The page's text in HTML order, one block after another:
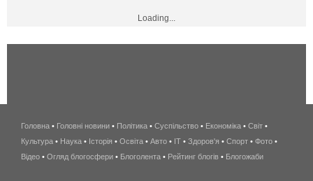
Loading...
беспроводной
интернет
киев
Головна • Головні новини • Політика • Суспільство • Економіка • Світ •
Культура • Наука • Історія • Освіта • Авто • IT • Здоров'я • Спорт • Фото •
Відео • Огляд блогосфери • Блоголента • Рейтинг блогів • Блогожаби